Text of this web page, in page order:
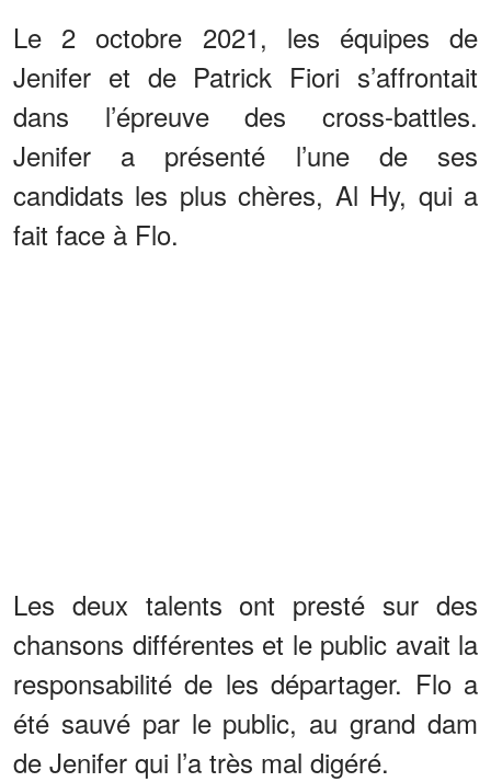
Le 2 octobre 2021, les équipes de
Jenifer et de Patrick Fiori s’affrontait
dans l’épreuve des cross-battles.
Jenifer a présenté l’une de ses
candidats les plus chères, Al Hy, qui a
fait face à Flo.
Les deux talents ont presté sur des
chansons différentes et le public avait la
responsabilité de les départager. Flo a
été sauvé par le public, au grand dam
de Jenifer qui l’a très mal digéré.